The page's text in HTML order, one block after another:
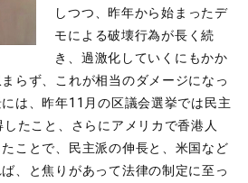
しつつ、昨年から始まったデ
モによる破壊行為が長く続
き、過激化していくにもかか
らず、これが相当のダメージになっ
は、昨年11月の区議会選挙では民主
たこと、さらにアメリカで香港人
ことで、民主派の伸長と、米国など
、と焦りがあって法律の制定に至っ